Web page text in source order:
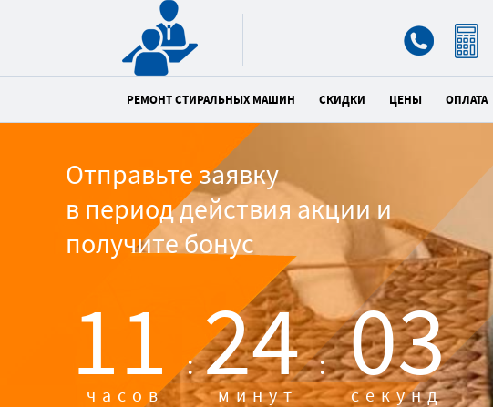
РЕМОНТ СТИРАЛЬНЫХ МАШИН СКИДКИ ЦЕНЫ ОПЛАТА
Отправьте заявку
в период действия акции и
получите бонус
11 :
часов 24 :
минут 01
секунд